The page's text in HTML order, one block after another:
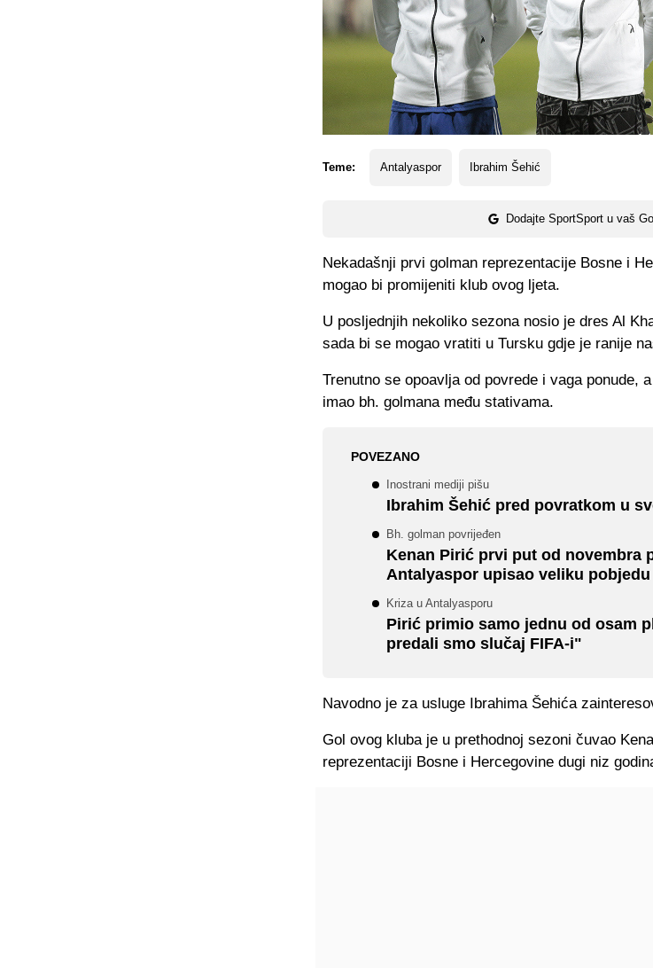
Teme: Antalyaspor Ibrahim Šehić
Dodajte SportSport u vaš
Nekadašnji prvi golman reprezentacije Bosne i
mogao bi promijeniti klub ovog ljeta.
U posljednjih nekoliko sezona nosio je dres Al
sada bi se mogao vratiti u Tursku gdje je ranije
Trenutno se opoavlja od povrede i vaga ponude,
imao bh. golmana među stativama.
POVEZANO
Inostrani mediji pišu
Ibrahim Šehić pred povratkom u
Bh. golman povrijeđen
Kenan Pirić prvi put od novembra
Antalyaspor upisao veliku pobjedu
Kriza u Antalyasporu
Pirić primio samo jednu od osam
predali smo slučaj FIFA-i"
Navodno je za usluge Ibrahima Šehića
Gol ovog kluba je u prethodnoj sezoni čuvao
reprezentaciji Bosne i Hercegovine dugi niz